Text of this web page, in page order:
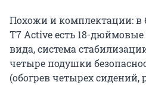
Похожи и комплектации: в
T7 Active есть 18-дюймовые
вида, система
четыре подушки
(обогрев четырех сидений,